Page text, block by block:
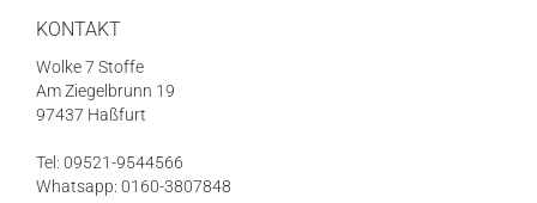
KONTAKT
Wolke 7 Stoffe
Am Ziegelbrunn 19
97437 Haßfurt
Tel: 09521-9544566
Whatsapp: 0160-3807848